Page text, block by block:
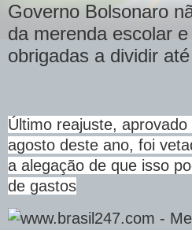
Governo Bolsonaro
da merenda escolar
obrigadas a dividir
Último reajuste,
agosto deste ano, foi
a alegação de que isso
de gastos